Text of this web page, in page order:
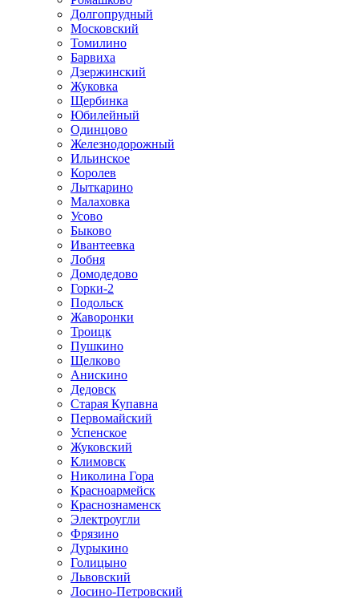
Долгопрудный
Московский
Томилино
Барвиха
Дзержинский
Жуковка
Щербинка
Юбилейный
Одинцово
Железнодорожный
Ильинское
Королев
Лыткарино
Малаховка
Усово
Быково
Ивантеевка
Лобня
Домодедово
Горки-2
Подольск
Жаворонки
Троицк
Пушкино
Щелково
Анискино
Дедовск
Старая Купавна
Первомайский
Успенское
Жуковский
Климовск
Николина Гора
Красноармейск
Краснознаменск
Электроугли
Фрязино
Дурыкино
Голицыно
Львовский
Лосино-Петровский